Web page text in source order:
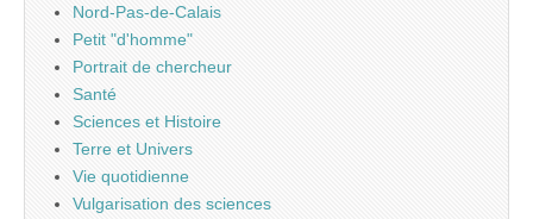
Nord-Pas-de-Calais
Petit "d'homme"
Portrait de chercheur
Santé
Sciences et Histoire
Terre et Univers
Vie quotidienne
Vulgarisation des sciences